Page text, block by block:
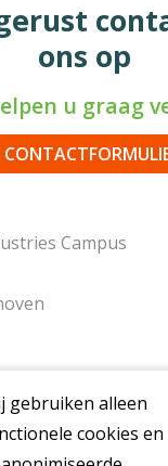
ons op
u graag
Campus
een
gebruiken alleen
cookies en